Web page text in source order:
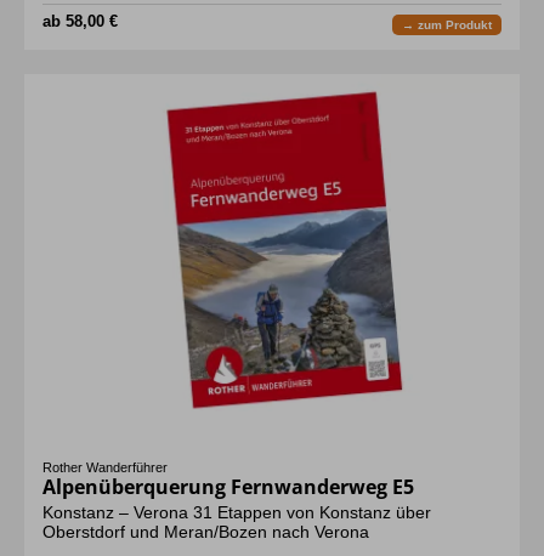
ab 58,00 € → zum Produkt
Rother Wanderführer
Alpenüberquerung Fernwanderweg E5
Konstanz – Verona 31 Etappen von Konstanz über
Oberstdorf und Meran/Bozen nach Verona